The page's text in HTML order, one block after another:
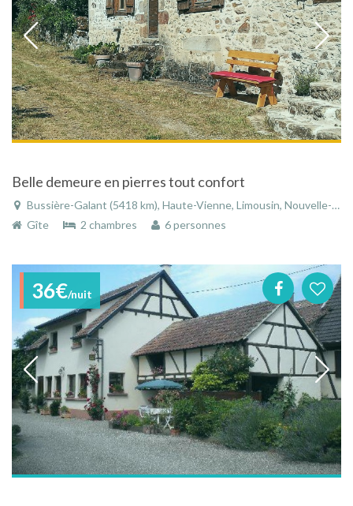
Belle demeure en pierres tout confort
Bussière-Galant (5418 km), Haute-Vienne, Limousin, Nouvelle-Aquitaine, France
Gîte
2 chambres 6 personnes
36€/nuit